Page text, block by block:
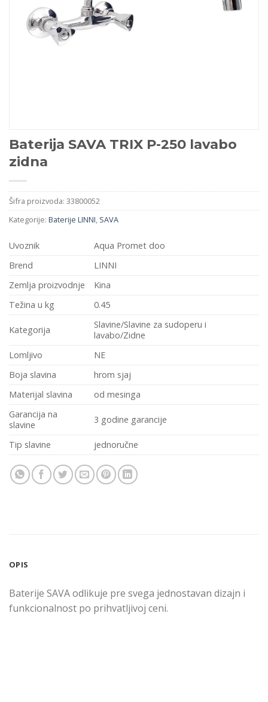
Baterija SAVA TRIX P-250 lavabo
zidna
Šifra proizvoda: 33800052
Kategorije: Baterije LINNI, SAVA
Uvoznik
Aqua Promet doo
Brend
LINNI
Zemlja proizvodnje
Kina
Težina u kg
0.45
Kategorija
Slavine/Slavine za sudoperu i
lavabo/Zidne
Lomljivo
NE
Boja slavina
hrom sjaj
Materijal slavina
od mesinga
Garancija na
slavine
3 godine garancije
Tip slavine jednoručne
OPIS
Baterije SAVA odlikuje pre svega jednostavan dizajn i
funkcionalnost po prihvatljivoj ceni.